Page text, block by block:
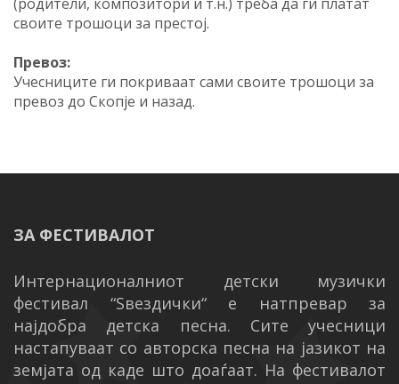
своите трошоци за престој.
Превоз:
Учесниците ги покриваат сами своите трошоци за
превоз до Скопје и назад.
ЗА ФЕСТИВАЛОТ
Интернационалниот детски музички
фестивал “Ѕвездички“ е натпревар за
најдобра детска песна. Сите учесници
настапуваат со авторска песна на јазикот на
земјата од каде што доаѓаат. На фестивалот